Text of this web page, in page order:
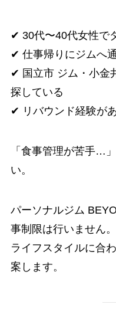
✔ 30代〜40代女性で
✔ 仕事帰りにジムへ
✔ 国立市 ジム・小金
探している
✔ リバウンド経験が
「食事管理が苦手…
い。
パーソナルジム
事制限は行いません。
ライフスタイルに合
案します。